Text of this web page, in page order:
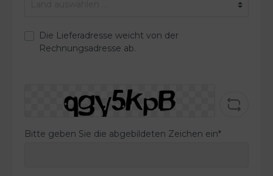
Die Lieferadresse weicht von der
Rechnungsadresse ab.
Bitte geben Sie die abgebildeten Zeichen ein*